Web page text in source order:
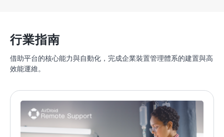
行業指南
借助平台的核心能力與自動化，完成企業裝置管理體系的建置與高
效能運維。